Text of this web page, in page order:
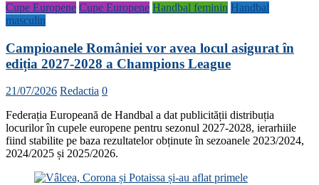
Cupe Europene Cupe Europene Handbal feminin Handbal
masculin
Campioanele României vor avea locul asigurat în
ediția 2027-2028 a Champions League
21/07/2026 Redactia 0
Federația Europeană de Handbal a dat publicității distribuția
locurilor în cupele europene pentru sezonul 2027-2028, ierarhiile
fiind stabilite pe baza rezultatelor obținute în sezoanele 2023/2024,
2024/2025 și 2025/2026.